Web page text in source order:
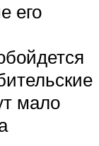
его
мало